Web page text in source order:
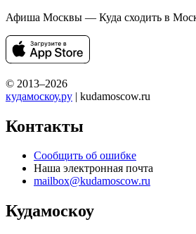
Афиша Москвы — Куда сходить в
© 2013–2026
кудамоскоу.ру | kudamoscow.ru
Контакты
Сообщить об ошибке
Наша электронная почта
mailbox@kudamoscow.ru
Кудамоскоу